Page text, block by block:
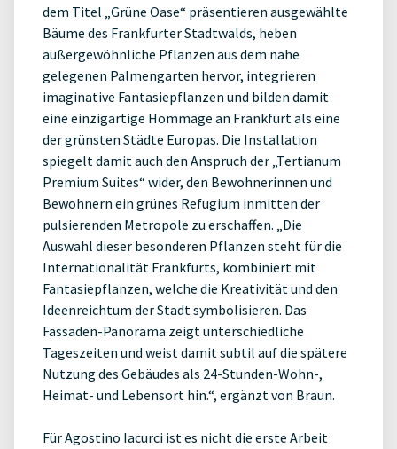
dem Titel „Grüne Oase“ präsentieren ausgewählte
Bäume des Frankfurter Stadtwalds, heben
außergewöhnliche Pflanzen aus dem nahe
gelegenen Palmengarten hervor, integrieren
imaginative Fantasiepflanzen und bilden damit
eine einzigartige Hommage an Frankfurt als eine
der grünsten Städte Europas. Die Installation
spiegelt damit auch den Anspruch der „Tertianum
Premium Suites“ wider, den Bewohnerinnen und
Bewohnern ein grünes Refugium inmitten der
pulsierenden Metropole zu erschaffen. „Die
Auswahl dieser besonderen Pflanzen steht für die
Internationalität Frankfurts, kombiniert mit
Fantasiepflanzen, welche die Kreativität und den
Ideenreichtum der Stadt symbolisieren. Das
Fassaden-Panorama zeigt unterschiedliche
Tageszeiten und weist damit subtil auf die spätere
Nutzung des Gebäudes als 24-Stunden-Wohn-,
Heimat- und Lebensort hin.“, ergänzt von Braun.
Für Agostino Iacurci ist es nicht die erste Arbeit